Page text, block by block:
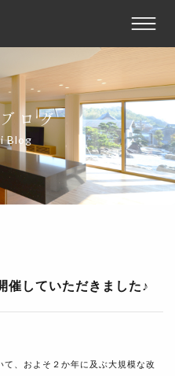
ログ
Blog
催していただきました♪
、およそ２か年に及ぶ大規模な改